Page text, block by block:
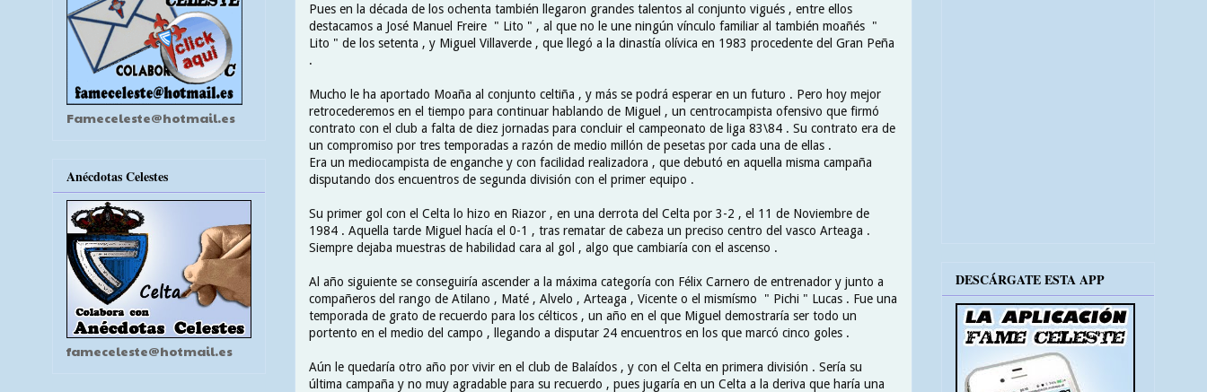
Pues en la década de los ochenta también llegaron grandes talentos al conjunto vigués , entre ellos
destacamos a José Manuel Freire " Lito " , al que no le une ningún vínculo familiar al también moañés "
Lito " de los setenta , y Miguel Villaverde , que llegó a la dinastía olívica en 1983 procedente del Gran Peña
.
Mucho le ha aportado Moaña al conjunto celtiña , y más se podrá esperar en un futuro . Pero hoy mejor
retrocederemos en el tiempo para continuar hablando de Miguel , un centrocampista ofensivo que firmó
contrato con el club a falta de diez jornadas para concluir el campeonato de liga 83\84 . Su contrato era de
un compromiso por tres temporadas a razón de medio millón de pesetas por cada una de ellas .
Era un mediocampista de enganche y con facilidad realizadora , que debutó en aquella misma campaña
disputando dos encuentros de segunda división con el primer equipo .
Su primer gol con el Celta lo hizo en Riazor , en una derrota del Celta por 3-2 , el 11 de Noviembre de
1984 . Aquella tarde Miguel hacía el 0-1 , tras rematar de cabeza un preciso centro del vasco Arteaga .
Siempre dejaba muestras de habilidad cara al gol , algo que cambiaría con el ascenso .
Al año siguiente se conseguiría ascender a la máxima categoría con Félix Carnero de entrenador y junto a
compañeros del rango de Atilano , Maté , Alvelo , Arteaga , Vicente o el mismísmo " Pichi " Lucas . Fue una
temporada de grato de recuerdo para los célticos , un año en el que Miguel demostraría ser todo un
portento en el medio del campo , llegando a disputar 24 encuentros en los que marcó cinco goles .
Aún le quedaría otro año por vivir en el club de Balaídos , y con el Celta en primera división . Sería su
última campaña y no muy agradable para su recuerdo , pues jugaría en un Celta a la deriva que haría una
Fameceleste@hotmail.es
Anécdotas Celestes
fameceleste@hotmail.es
DESCÁRGATE ESTA APP